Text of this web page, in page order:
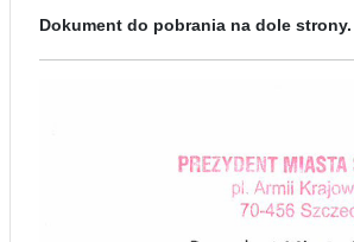
Dokument do pobrania na dole strony.